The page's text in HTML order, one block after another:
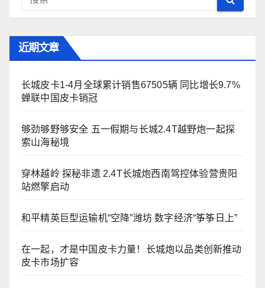
近期文章
长城皮卡1-4月全球累计销售67505辆 同比增长9.7%
蝉联中国皮卡销冠
够劲够野够安全 五一假期与长城2.4T越野炮一起探
索山海秘境
穿林越岭 探秘非遗 2.4T长城炮西南驾控体验营贵阳
站燃擎启动
和平精英巨型运输机“空降”潍坊 数字经济“筝筝日上”
在一起，才是中国皮卡力量！长城炮以品类创新推动
皮卡市场扩容